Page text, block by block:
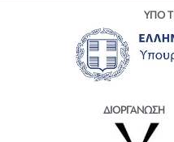
ΥΠΟ
ΔΙΟΡΓΑΝΩΣΗ